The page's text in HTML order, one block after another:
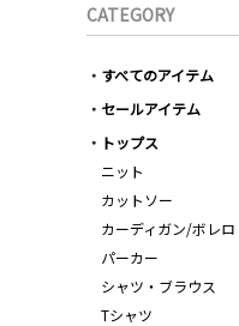
CATEGORY
すべてのアイテム
セールアイテム
トップス
ニット
カットソー
カーディガン/ボレロ
パーカー
シャツ・ブラウス
Tシャツ